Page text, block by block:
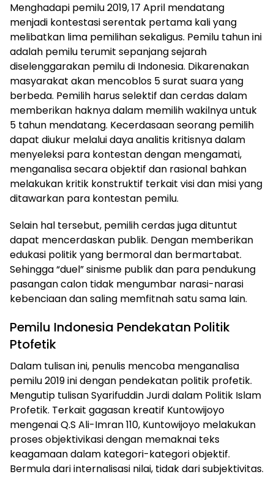
Menghadapi pemilu 2019, 17 April mendatang
menjadi kontestasi serentak pertama kali yang
melibatkan lima pemilihan sekaligus. Pemilu tahun ini
adalah pemilu terumit sepanjang sejarah
diselenggarakan pemilu di Indonesia. Dikarenakan
masyarakat akan mencoblos 5 surat suara yang
berbeda. Pemilih harus selektif dan cerdas dalam
memberikan haknya dalam memilih wakilnya untuk
5 tahun mendatang. Kecerdasaan seorang pemilih
dapat diukur melalui daya analitis kritisnya dalam
menyeleksi para kontestan dengan mengamati,
menganalisa secara objektif dan rasional bahkan
melakukan kritik konstruktif terkait visi dan misi yang
ditawarkan para kontestan pemilu.
Selain hal tersebut, pemilih cerdas juga dituntut
dapat mencerdaskan publik. Dengan memberikan
edukasi politik yang bermoral dan bermartabat.
Sehingga “duel” sinisme publik dan para pendukung
pasangan calon tidak mengumbar narasi-narasi
kebenciaan dan saling memfitnah satu sama lain.
Pemilu Indonesia Pendekatan Politik
Ptofetik
Dalam tulisan ini, penulis mencoba menganalisa
pemilu 2019 ini dengan pendekatan politik profetik.
Mengutip tulisan Syarifuddin Jurdi dalam Politik Islam
Profetik. Terkait gagasan kreatif Kuntowijoyo
mengenai Q.S Ali-Imran 110, Kuntowijoyo melakukan
proses objektivikasi dengan memaknai teks
keagamaan dalam kategori-kategori objektif.
Bermula dari internalisasi nilai, tidak dari subjektivitas.